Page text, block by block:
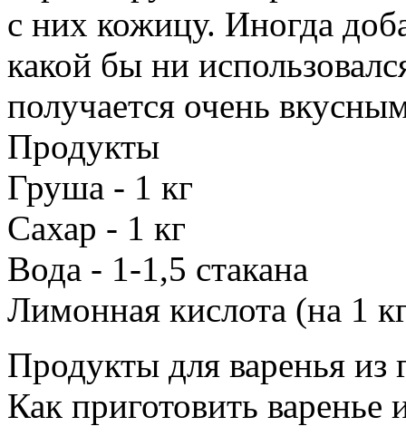
с них кожицу. Иногда
какой бы ни
получается очень
Продукты
Груша - 1 кг
Сахар - 1 кг
Вода - 1-1,5 стакана
Лимонная кислота (на 1
Продукты для варенья из
Как приготовить варенье